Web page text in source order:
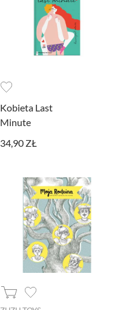
Kobieta Last
Minute
34,90 ZŁ
na stronie pliki
do prawidłowego działania
działanie podstawowych
pozwalającego na
związanych z aktywnością
Google Analytics gromadzi
stronie, które mogą być przez
profilu użytkownika.
być wykorzystywane w
z wykorzystaniem
wyłączyć narzędzia Google.